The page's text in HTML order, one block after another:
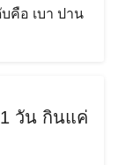
คือ เบา ปาน
วัน กินแค่